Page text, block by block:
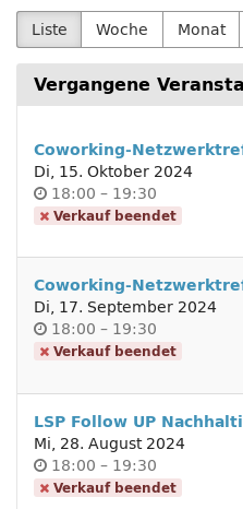
Liste
Woche Monat
Vergangene
Coworking-
Di, 15. Oktober 2024
Uhrzeit
18:00 –bis
19:30
Verkauf beendet
Coworking-
Di, 17. September 2024
Uhrzeit
18:00 –bis
19:30
Verkauf beendet
LSP Follow UP
Mi, 28. August 2024
Uhrzeit
18:00 –bis
19:30
Verkauf beendet